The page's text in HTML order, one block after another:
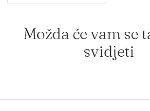
Možda će vam se
svidjeti